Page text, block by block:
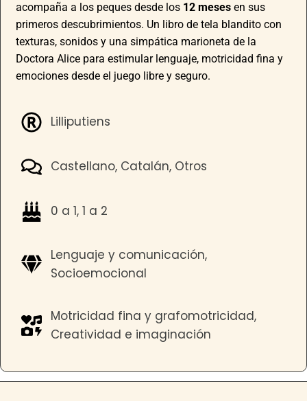
acompaña a los peques desde los 12 meses en sus
primeros descubrimientos. Un libro de tela blandito con
texturas, sonidos y una simpática marioneta de la
Doctora Alice para estimular lenguaje, motricidad fina y
emociones desde el juego libre y seguro.
Lilliputiens
Castellano, Catalán, Otros
0 a 1, 1 a 2
Lenguaje y comunicación,
Socioemocional
Motricidad fina y grafomotricidad,
Creatividad e imaginación